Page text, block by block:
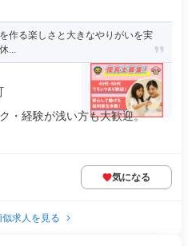
作る楽しさと大きなやりがいを実
...
・経験が浅い方も大歓迎。
気になる
求人を見る